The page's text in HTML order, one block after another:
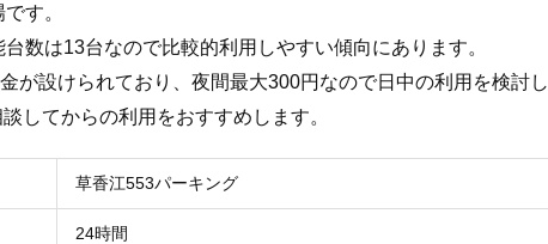
す。
数は13台なので比較的利用しやすい傾向にあります。
が設けられており、夜間最大300円なので日中の利用を検討し
してからの利用をおすすめします。
草香江553パーキング
24時間